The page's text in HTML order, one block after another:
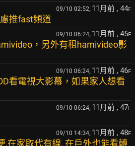
09/10 02:52, 11月前 , 44F
推fast頻道
09/10 06:24, 11月前 , 45F
，另外有租hamivideo影
09/10 06:24, 11月前 , 46F
看電視大影幕，如果家人想看
09/10 06:24, 11月前 , 47F
09/10 14:34, 11月前 , 48F
,在家取代有線, 在戶外也能看轉